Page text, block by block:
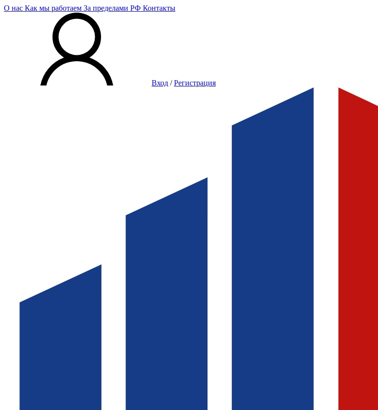
О нас Как мы работаем За пределами РФ Контакты
Вход /Регистрация